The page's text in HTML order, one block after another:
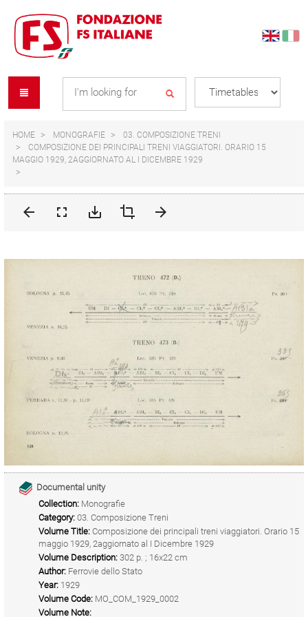
content
navigation
menu
HOME MONOGRAFIE
03. COMPOSIZIONE TRENI
COMPOSIZIONE DEI PRINCIPALI TRENI VIAGGIATORI. ORARIO 15
MAGGIO 1929, 2AGGIORNATO AL I DICEMBRE 1929
Documental unity
Collection: Monografie
Category: 03. Composizione Treni
Volume Title: Composizione dei principali treni viaggiatori. Orario 15
maggio 1929, 2aggiornato al I Dicembre 1929
Volume Description: 302 p. ; 16x22 cm
Author: Ferrovie dello Stato
Year: 1929
Volume Code: MO_COM_1929_0002
Volume Note: